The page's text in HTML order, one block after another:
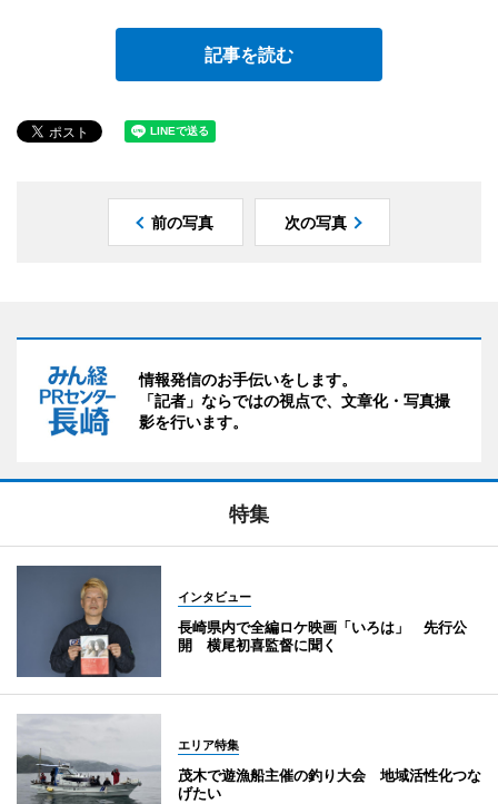
記事を読む
前の写真 次の写真
情報発信のお手伝いをします。
「記者」ならではの視点で、文章化・写真撮
影を行います。
特集
インタビュー
長崎県内で全編ロケ映画「いろは」 先行公
開 横尾初喜監督に聞く
エリア特集
茂木で遊漁船主催の釣り大会 地域活性化つな
げたい